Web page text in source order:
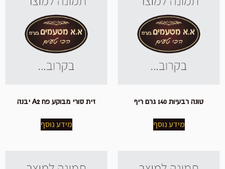
טונה רבעיות 140 גרם ריף
מידע נוסף
זית סורי מבוקע פח A2 יבנה
מידע נוסף